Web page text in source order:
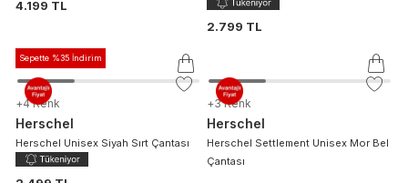
4.199 TL
2.799 TL
Sepette %35 İndirim
+ 4 Renk
Herschel
Herschel Unisex Siyah Sırt Çantası
+ 3 Renk
Herschel
Herschel Settlement Unisex Mor Bel
Çantası